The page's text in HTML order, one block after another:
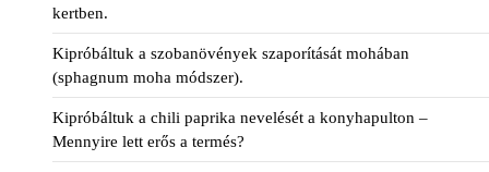
kertben.
Kipróbáltuk a szobanövények szaporítását mohában
(sphagnum moha módszer).
Kipróbáltuk a chili paprika nevelését a konyhapulton –
Mennyire lett erős a termés?